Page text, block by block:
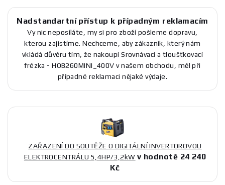
Nadstandartní přístup k případným reklamacím
Vy nic neposíláte, my si pro zboží pošleme dopravu,
kterou zajistíme. Nechceme, aby zákazník, který nám
vkládá důvěru tím, že nakoupí Srovnávací a tloušťkovací
frézka - HOB260MINI_400V v našem obchodu, měl při
případné reklamaci nějaké výdaje.
ZAŘAZENÍ DO SOUTĚŽE O DIGITÁLNÍ INVERTOROVOU
ELEKTROCENTRÁLU 5,4HP/3,2kW v hodnotě 24 240
Kč